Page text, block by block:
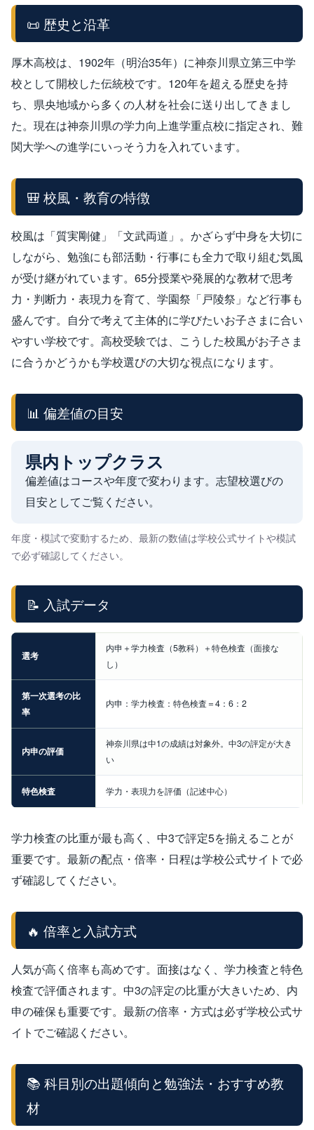
📜 歴史と沿革
厚木高校は、1902年（明治35年）に神奈川県立第三中学
校として開校した伝統校です。120年を超える歴史を持
ち、県央地域から多くの人材を社会に送り出してきまし
た。現在は神奈川県の学力向上進学重点校に指定され、難
関大学への進学にいっそう力を入れています。
🎒 校風・教育の特徴
校風は「質実剛健」「文武両道」。かざらず中身を大切に
しながら、勉強にも部活動・行事にも全力で取り組む気風
が受け継がれています。65分授業や発展的な教材で思考
力・判断力・表現力を育て、学園祭「戸陵祭」など行事も
盛んです。自分で考えて主体的に学びたいお子さまに合い
やすい学校です。高校受験では、こうした校風がお子さま
に合うかどうかも学校選びの大切な視点になります。
📊 偏差値の目安
県内トップクラス
偏差値はコースや年度で変わります。志望校選びの
目安としてご覧ください。
年度・模試で変動するため、最新の数値は学校公式サイトや模試
で必ず確認してください。
📝 入試データ
選考
内申＋学力検査（5教科）＋特色検査（面接な
し）
第一次選考の比
率
内申：学力検査：特色検査＝4：6：2
内申の評価
神奈川県は中1の成績は対象外。中3の評定が大き
い
特色検査 学力・表現力を評価（記述中心）
学力検査の比重が最も高く、中3で評定5を揃えることが
重要です。最新の配点・倍率・日程は学校公式サイトで必
ず確認してください。
🔥 倍率と入試方式
人気が高く倍率も高めです。面接はなく、学力検査と特色
検査で評価されます。中3の評定の比重が大きいため、内
申の確保も重要です。最新の倍率・方式は必ず学校公式サ
イトでご確認ください。
📚 科目別の出題傾向と勉強法・おすすめ教
材